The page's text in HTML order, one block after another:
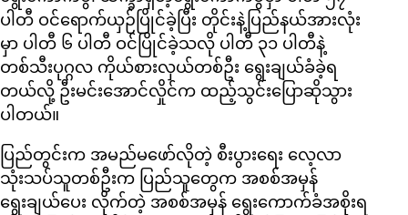
ပါတီ ဝင်ရောက်ယှဉ်ပြိုင်ခဲ့ပြီး တိုင်းနဲ့ပြည်နယ်အားလုံး
မှာ ပါတီ ၆ ပါတီ ဝင်ပြိုင်ခဲ့သလို ပါတီ ၃၁ ပါတီနဲ့
တစ်သီးပုဂ္ဂလ ကိုယ်စားလှယ်တစ်ဦး ရွေးချယ်ခံခဲ့ရ
တယ်လို့ ဦးမင်းအောင်လှိုင်က ထည့်သွင်းပြောဆိုသွား
ပါတယ်။
ပြည်တွင်းက အမည်မဖော်လိုတဲ့ စီးပွားရေး လေ့လာ
သုံးသပ်သူတစ်ဦးက ပြည်သူတွေက အစစ်အမှန်
ရွေးချယ်ပေး လိုက်တဲ့ အစစ်အမှန် ရွေးကောက်ခံအစိုးရ